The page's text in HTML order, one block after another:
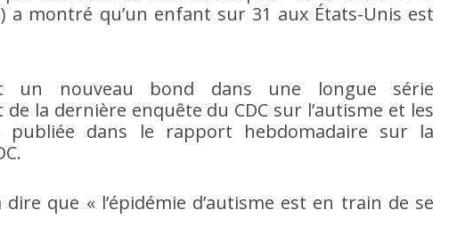
a montré qu’un enfant sur 31 aux États-Unis est
un nouveau bond dans une longue série
la dernière enquête du CDC sur l’autisme et les
publiée dans le rapport hebdomadaire sur la
que « l’épidémie d’autisme est en train de se